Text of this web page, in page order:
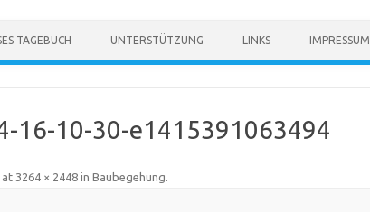
TAGEBUCH UNTERSTÜTZUNG LINKS IMPRESSUM
16-10-30-e1415391063494
3264 × 2448in Baubegehung.